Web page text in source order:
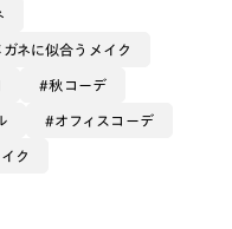
仕様の異なる質感で、
た。
ガネに似合うメイク
秋コーデ
オフィスコーデ
ク